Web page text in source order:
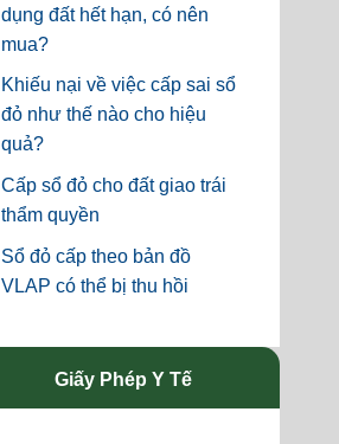
dụng đất hết hạn, có nên
mua?
Khiếu nại về việc cấp sai sổ
đỏ như thế nào cho hiệu
quả?
Cấp sổ đỏ cho đất giao trái
thẩm quyền
Sổ đỏ cấp theo bản đồ
VLAP có thể bị thu hồi
Giấy Phép Y Tế